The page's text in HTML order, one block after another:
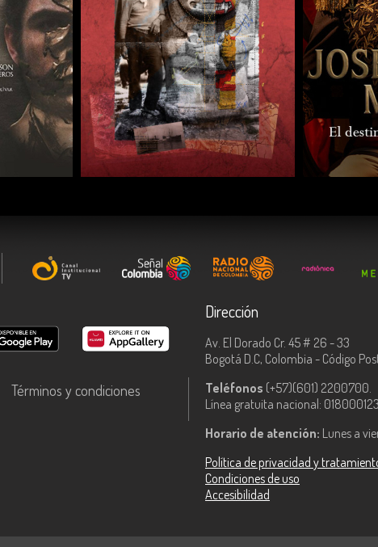
COMPARTIR
Términos y condiciones
Dirección
Av. El Dorado Cr. 45 # 26 - 33
Bogotá D.C, Colombia - Código
Teléfonos (+57)(601) 2200700.
Línea gratuita nacional:
Horario de atención: Lunes a
Política de privacidad y
Condiciones de uso
Accesibilidad